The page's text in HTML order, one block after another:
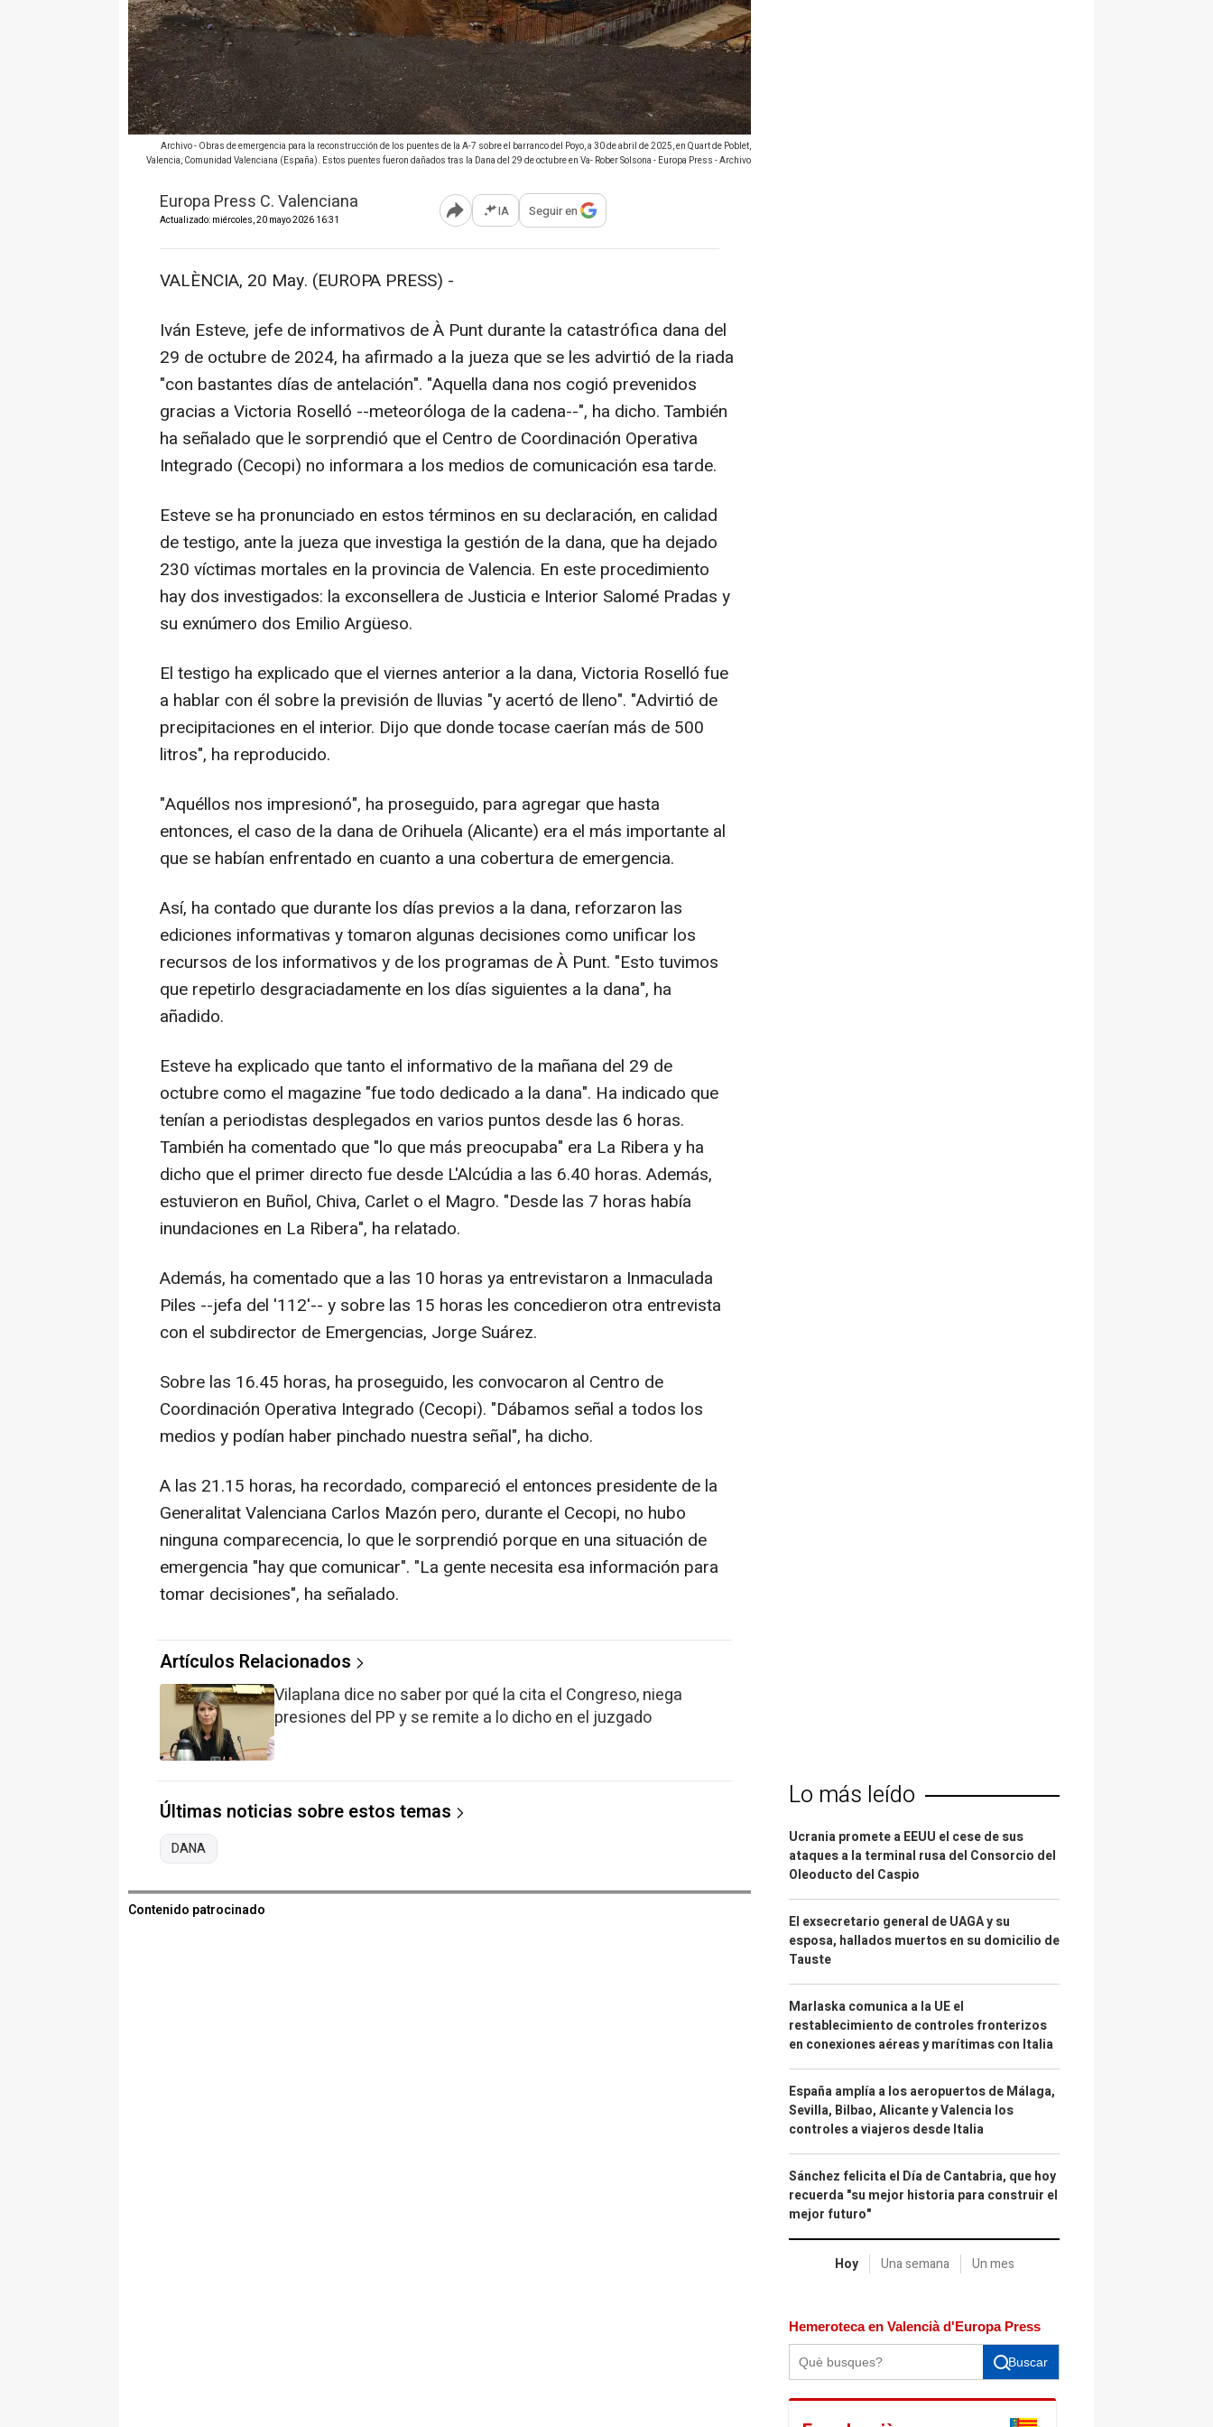
Archivo - Obras de emergencia para la reconstrucción de los puentes de la A-7 sobre el barranco del Poyo, a 30 de abril de 2025, en Quart de Poblet,
Valencia, Comunidad Valenciana (España). Estos puentes fueron dañados tras la Dana del 29 de octubre en Va- Rober Solsona - Europa Press - Archivo
Europa Press C. Valenciana
Actualizado: miércoles, 20 mayo 2026 16:31 Abrir opciones para compartir
IA Seguir en
VALÈNCIA, 20 May. (EUROPA PRESS) -
Iván Esteve, jefe de informativos de À Punt durante la catastrófica dana del
29 de octubre de 2024, ha afirmado a la jueza que se les advirtió de la riada
"con bastantes días de antelación". "Aquella dana nos cogió prevenidos
gracias a Victoria Roselló --meteoróloga de la cadena--", ha dicho. También
ha señalado que le sorprendió que el Centro de Coordinación Operativa
Integrado (Cecopi) no informara a los medios de comunicación esa tarde.
Esteve se ha pronunciado en estos términos en su declaración, en calidad
de testigo, ante la jueza que investiga la gestión de la dana, que ha dejado
230 víctimas mortales en la provincia de Valencia. En este procedimiento
hay dos investigados: la exconsellera de Justicia e Interior Salomé Pradas y
su exnúmero dos Emilio Argüeso.
El testigo ha explicado que el viernes anterior a la dana, Victoria Roselló fue
a hablar con él sobre la previsión de lluvias "y acertó de lleno". "Advirtió de
precipitaciones en el interior. Dijo que donde tocase caerían más de 500
litros", ha reproducido.
"Aquéllos nos impresionó", ha proseguido, para agregar que hasta
entonces, el caso de la dana de Orihuela (Alicante) era el más importante al
que se habían enfrentado en cuanto a una cobertura de emergencia.
Así, ha contado que durante los días previos a la dana, reforzaron las
ediciones informativas y tomaron algunas decisiones como unificar los
recursos de los informativos y de los programas de À Punt. "Esto tuvimos
que repetirlo desgraciadamente en los días siguientes a la dana", ha
añadido.
Esteve ha explicado que tanto el informativo de la mañana del 29 de
octubre como el magazine "fue todo dedicado a la dana". Ha indicado que
tenían a periodistas desplegados en varios puntos desde las 6 horas.
También ha comentado que "lo que más preocupaba" era La Ribera y ha
dicho que el primer directo fue desde L'Alcúdia a las 6.40 horas. Además,
estuvieron en Buñol, Chiva, Carlet o el Magro. "Desde las 7 horas había
inundaciones en La Ribera", ha relatado.
Además, ha comentado que a las 10 horas ya entrevistaron a Inmaculada
Piles --jefa del '112'-- y sobre las 15 horas les concedieron otra entrevista
con el subdirector de Emergencias, Jorge Suárez.
Sobre las 16.45 horas, ha proseguido, les convocaron al Centro de
Coordinación Operativa Integrado (Cecopi). "Dábamos señal a todos los
medios y podían haber pinchado nuestra señal", ha dicho.
A las 21.15 horas, ha recordado, compareció el entonces presidente de la
Generalitat Valenciana Carlos Mazón pero, durante el Cecopi, no hubo
ninguna comparecencia, lo que le sorprendió porque en una situación de
emergencia "hay que comunicar". "La gente necesita esa información para
tomar decisiones", ha señalado.
Artículos Relacionados
Vilaplana dice no saber por qué la cita el Congreso, niega
presiones del PP y se remite a lo dicho en el juzgado
Últimas noticias sobre estos temas
DANA
Contenido patrocinado
Lo más leído
Ucrania promete a EEUU el cese de sus
ataques a la terminal rusa del Consorcio del
Oleoducto del Caspio
El exsecretario general de UAGA y su
esposa, hallados muertos en su domicilio de
Tauste
Marlaska comunica a la UE el
restablecimiento de controles fronterizos
en conexiones aéreas y marítimas con Italia
España amplía a los aeropuertos de Málaga,
Sevilla, Bilbao, Alicante y Valencia los
controles a viajeros desde Italia
Sánchez felicita el Día de Cantabria, que hoy
recuerda "su mejor historia para construir el
mejor futuro"
Hoy Una semana Un mes
Hemeroteca en Valencià d'Europa Press
Buscar